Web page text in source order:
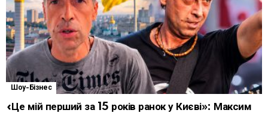
Шоу-Бізнес
«Це мій перший за 15 років ранок у Києві»: Максим